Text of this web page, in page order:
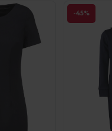
-45%